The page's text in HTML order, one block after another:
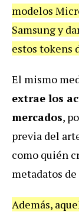
modelos
Samsung y
estos tokens
El mismo
extrae los
mercados,
previa del
como quién
metadatos
Además,